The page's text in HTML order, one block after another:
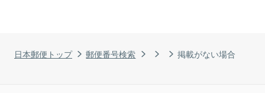
日本郵便トップ 郵便番号検索 掲載がない場合